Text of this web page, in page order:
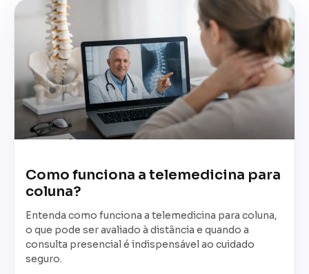
Como funciona a telemedicina para
coluna?
Entenda como funciona a telemedicina para coluna,
o que pode ser avaliado à distância e quando a
consulta presencial é indispensável ao cuidado
seguro.